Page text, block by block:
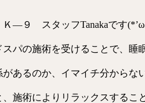
Ｋ―９ スタッフTanakaです
スパの施術を受けることで、
があるのか、イマイチ分からな
施術によりリラックスするこ